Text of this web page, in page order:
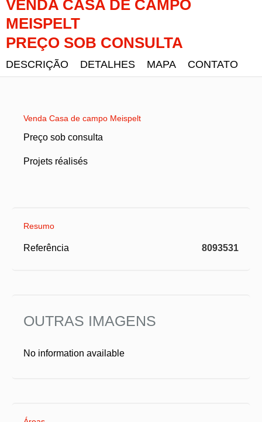
VENDA CASA DE CAMPO
MEISPELT
PREÇO SOB CONSULTA
DESCRIÇÃO DETALHES MAPA CONTATO
Venda Casa de campo Meispelt
Preço sob consulta
Projets réalisés
Resumo
Referência 8093531
OUTRAS IMAGENS
No information available